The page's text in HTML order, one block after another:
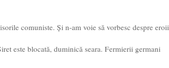
comuniste. Și n-am voie să vorbesc despre eroii
este blocată, duminică seara. Fermierii germani